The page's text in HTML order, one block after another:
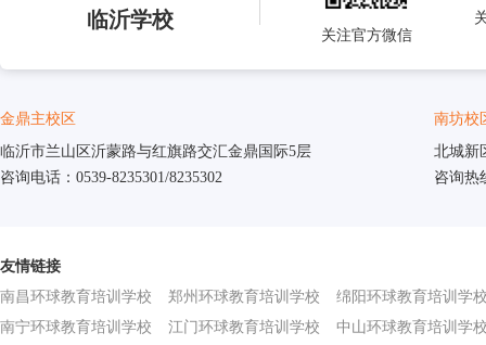
临沂学校
关注官方微信
金鼎主校区
临沂市兰山区沂蒙路与红旗路交汇金鼎国际5层
咨询电话：0539-8235301/8235302
南坊校
北城新
咨询热
友情链接
南昌环球教育培训学校
郑州环球教育培训学校
绵阳环球教育培训学
南宁环球教育培训学校
江门环球教育培训学校 中山环球教育培训学